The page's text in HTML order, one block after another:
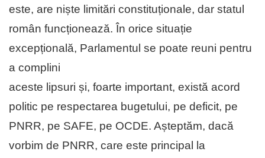
este, are niște limitări constituționale, dar statul
român funcționează. În orice situație
excepțională, Parlamentul se poate reuni pentru
a complini
aceste lipsuri și, foarte important, există acord
politic pe respectarea bugetului, pe deficit, pe
PNRR, pe SAFE, pe OCDE. Așteptăm, dacă
vorbim de PNRR, care este principal la